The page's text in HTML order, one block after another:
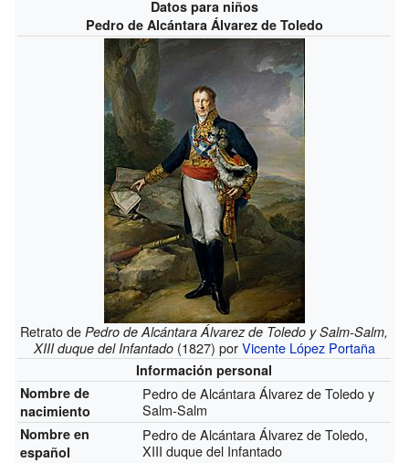
Datos para niños
Pedro de Alcántara Álvarez de Toledo
Retrato dePedro de Alcántara Álvarez de Toledo y Salm-Salm,
XIII duque del Infantado(1827) porVicente López Portaña
Información personal
Nombre de
nacimiento
Pedro de Alcántara Álvarez de Toledo y
Salm-Salm
Nombre en
español
Pedro de Alcántara Álvarez de Toledo,
XIII duque del Infantado